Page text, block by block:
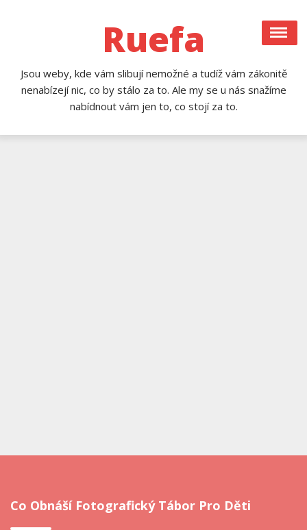
Ruefa
Jsou weby, kde vám slibují nemožné a tudíž vám zákonitě
nenabízejí nic, co by stálo za to. Ale my se u nás snažíme
nabídnout vám jen to, co stojí za to.
Co Obnáší Fotografický Tábor Pro Děti